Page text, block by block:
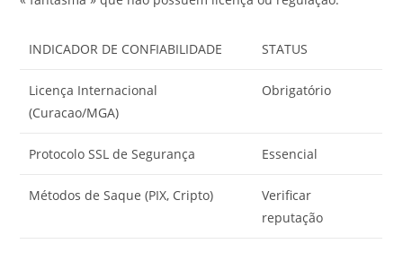
INDICADOR DE CONFIABILIDADE STATUS
Licença Internacional
(Curacao/MGA)
Obrigatório
Protocolo SSL de Segurança Essencial
Métodos de Saque (PIX, Cripto)
Verificar
reputação